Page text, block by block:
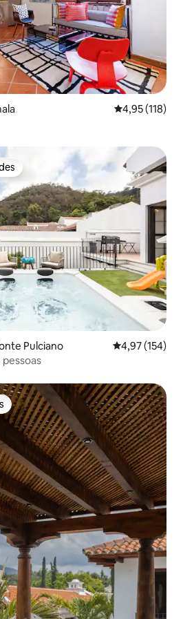
4,95 de uma
4,95 (118)
dos hóspedes
Pulciano 4,97 de uma
4,97 (154)
pessoas